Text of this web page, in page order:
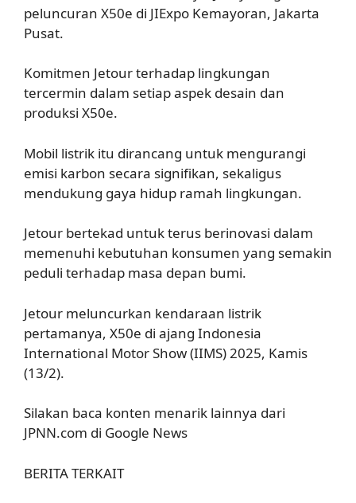
peluncuran X50e di JIExpo Kemayoran, Jakarta
Pusat.
Komitmen Jetour terhadap lingkungan
tercermin dalam setiap aspek desain dan
produksi X50e.
Mobil listrik itu dirancang untuk mengurangi
emisi karbon secara signifikan, sekaligus
mendukung gaya hidup ramah lingkungan.
Jetour bertekad untuk terus berinovasi dalam
memenuhi kebutuhan konsumen yang semakin
peduli terhadap masa depan bumi.
Jetour meluncurkan kendaraan listrik
pertamanya, X50e di ajang Indonesia
International Motor Show (IIMS) 2025, Kamis
(13/2).
Silakan baca konten menarik lainnya dari
JPNN.com di Google News
BERITA TERKAIT